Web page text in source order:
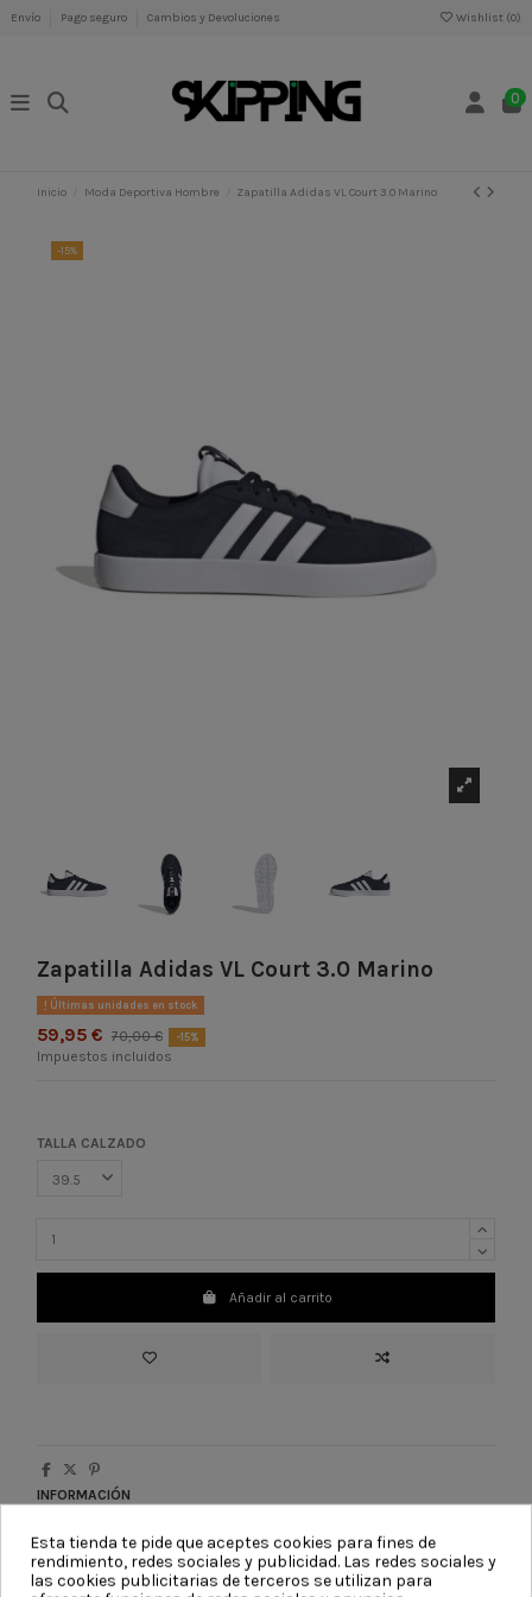
Envío Pago seguro Cambios y Devoluciones Wishlist (0)
0
Inicio Moda Deportiva Hombre Zapatilla Adidas VL Court 3.0 Marino
-15%
Zapatilla Adidas VL Court 3.0 Marino
Últimas unidades en stock
59,95 € 70,00 € -15%
Impuestos incluidos
TALLA CALZADO
Añadir al carrito
INFORMACIÓN
ATENCIÓN AL CLIENTE
Te asesoramos en todas tus compras y resolvemos todas tus
dudas.
Esta tienda te pide que aceptes cookies para fines de
rendimiento, redes sociales y publicidad. Las redes sociales y
las cookies publicitarias de terceros se utilizan para